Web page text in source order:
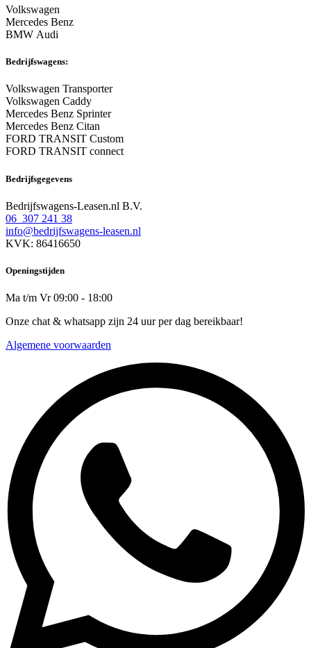
Volkswagen
Mercedes Benz
BMW Audi
Bedrijfswagens:
Volkswagen Transporter
Volkswagen Caddy
Mercedes Benz Sprinter
Mercedes Benz Citan
FORD TRANSIT Custom
FORD TRANSIT connect
Bedrijfsgegevens
Bedrijfswagens-Leasen.nl B.V.
06 307 241 38
info@bedrijfswagens-leasen.nl
KVK: 86416650
Openingstijden
Ma t/m Vr 09:00 - 18:00
Onze chat & whatsapp zijn 24 uur per dag bereikbaar!
Algemene voorwaarden